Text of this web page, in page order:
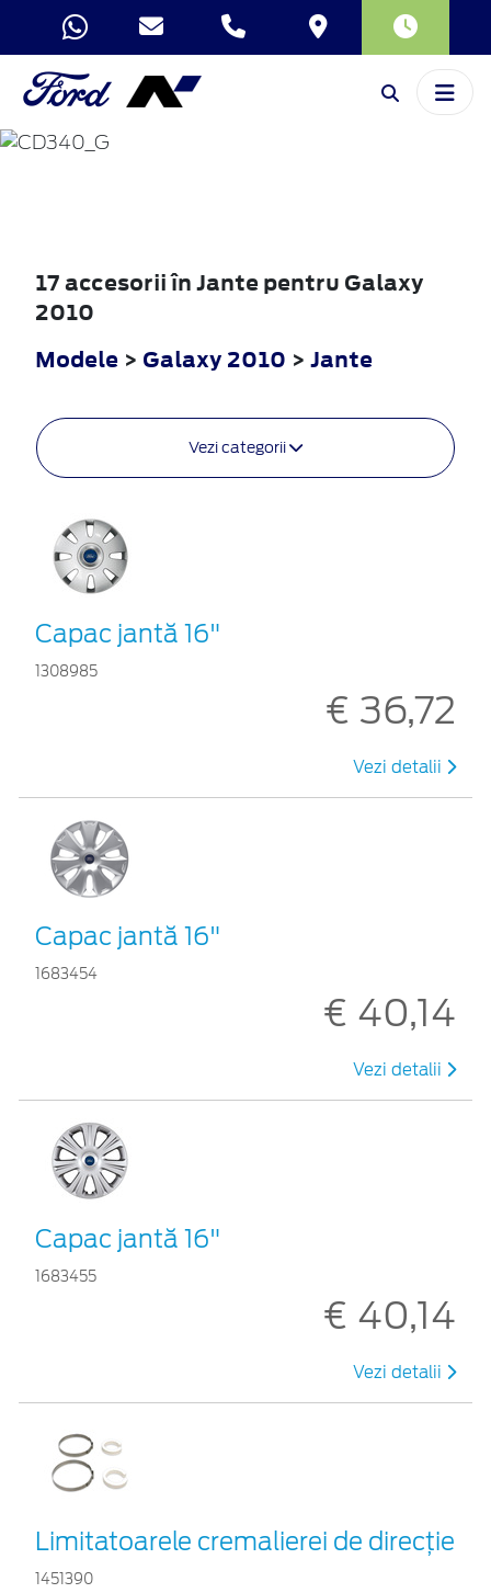
GALAXY
17 accesorii în Jante pentru Galaxy
2010
Modele > Galaxy 2010 > Jante
Vezi categorii
Capac jantă 16"
1308985
€ 36,72
Vezi detalii
Capac jantă 16"
1683454
€ 40,14
Vezi detalii
Capac jantă 16"
1683455
€ 40,14
Vezi detalii
Limitatoarele cremalierei de direcţie
1451390